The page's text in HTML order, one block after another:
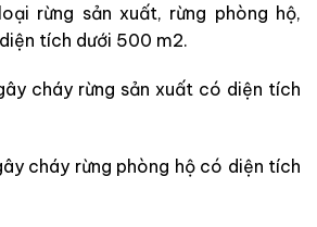
rừng sản xuất, rừng phòng hộ,
tích dưới 500 m2.
cháy rừng sản xuất có diện tích
cháy rừng phòng hộ có diện tích